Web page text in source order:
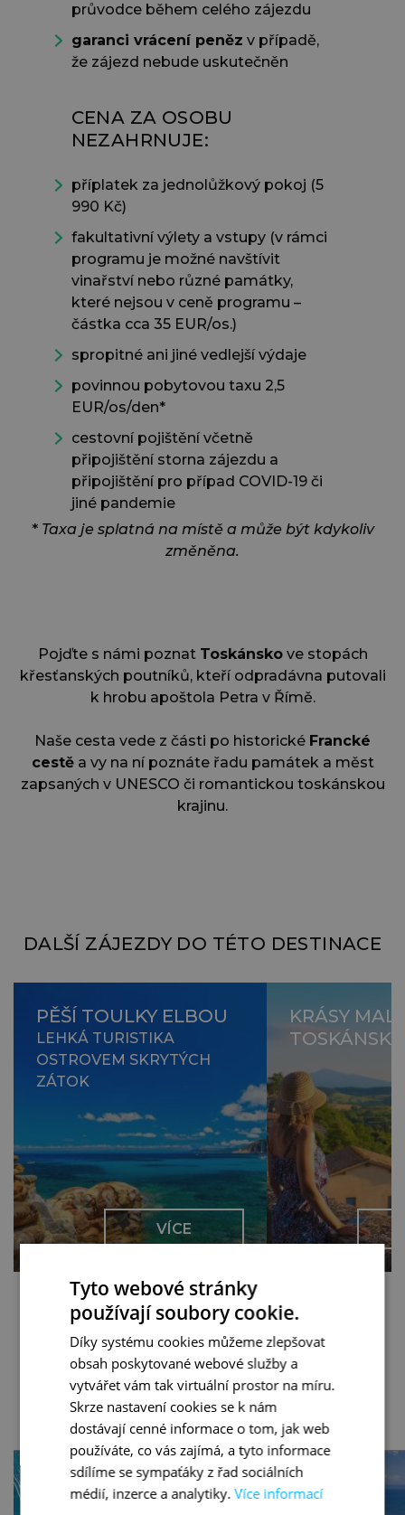
průvodce během celého zájezdu
garanci vrácení peněz v případě,
že zájezd nebude uskutečněn
CENA ZA OSOBU
NEZAHRNUJE:
příplatek za jednolůžkový pokoj (5
990 Kč)
fakultativní výlety a vstupy (v rámci
programu je možné navštívit
vinařství nebo různé památky,
které nejsou v ceně programu –
částka cca 35 EUR/os.)
spropitné ani jiné vedlejší výdaje
povinnou pobytovou taxu 2,5
EUR/os/den*
cestovní pojištění včetně
připojištění storna zájezdu a
připojištění pro případ COVID-19 či
jiné pandemie
* Taxa je splatná na místě a může být kdykoliv
změněna.
Pojďte s námi poznat Toskánskove stopách
křesťanských poutníků, kteří odpradávna putovali
k hrobu apoštola Petra v Římě.
Naše cesta vede z části po historické Francké
cestěa vy na ní poznáte řadu památek a měst
zapsaných v UNESCO či romantickou toskánskou
krajinu.
DALŠÍ ZÁJEZDY DO TÉTO DESTINACE
PĚŠÍ TOULKY ELBOU
LEHKÁ TURISTIKA
OSTROVEM SKRYTÝCH
ZÁTOK
VÍCE
KRÁSY
TOSKÁNSKA
VŠECHNY ZÁJEZDY
MAGAZÍN O CESTOVÁNÍ
Tyto webové stránky
používají soubory cookie.
Díky systému cookies můžeme zlepšovat
obsah poskytované webové služby a
vytvářet vám tak virtuální prostor na míru.
Skrze nastavení cookies se k nám
dostávají cenné informace o tom, jak web
používáte, co vás zajímá, a tyto informace
sdílíme se sympaťáky z řad sociálních
médií, inzerce a analytiky. Více informací